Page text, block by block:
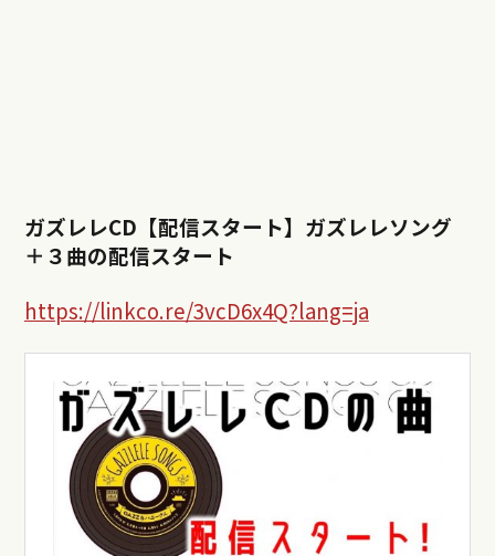
ガズレレCD【配信スタート】ガズレレソング
＋３曲の配信スタート
https://linkco.re/3vcD6x4Q?lang=ja